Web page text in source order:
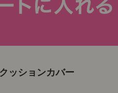
ッションカバー